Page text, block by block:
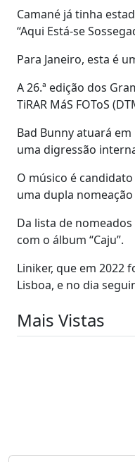
Camané já tinha
“Aqui Está-se
Para Janeiro, esta é
A 26.ª edição dos
TiRAR MáS FOToS
Bad Bunny atuará
uma digressão
O músico é
uma dupla nomeação
Da lista de
com o álbum “Caju”.
Liniker, que em 2022
Lisboa, e no dia
Mais Vistas